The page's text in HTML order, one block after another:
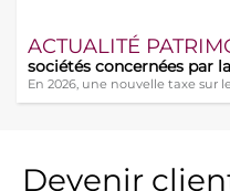
ACTUALITÉ
sociétés concernées par
holdings ?
En 2026, une nouvelle taxe sur
Devenir